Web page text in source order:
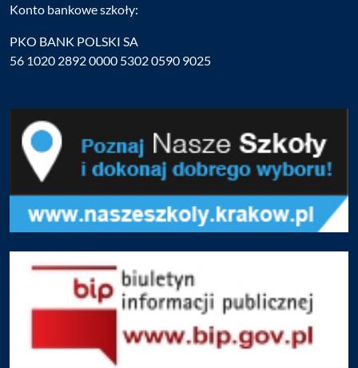
Konto bankowe szkoły:
PKO BANK POLSKI SA
56 1020 2892 0000 5302 0590 9025